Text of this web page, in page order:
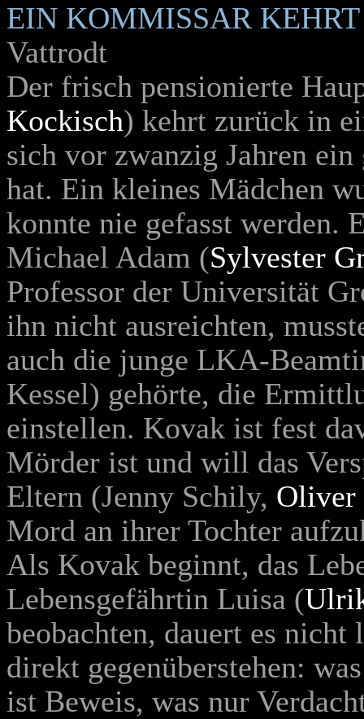
EIN KOMMISSAR
Vattrodt
Der frisch pensionierte
Kockisch) kehrt zurück in
sich vor zwanzig Jahren ein
hat. Ein kleines Mädchen
konnte nie gefasst werden.
Michael Adam (Sylvester
Professor der Universität
ihn nicht ausreichten,
auch die junge LKA-
Kessel) gehörte, die
einstellen. Kovak ist fest
Mörder ist und will das
Eltern (Jenny Schily, Oliver
Mord an ihrer Tochter
Als Kovak beginnt, das
Lebensgefährtin Luisa (
beobachten, dauert es
direkt gegenüberstehen:
ist Beweis, was nur